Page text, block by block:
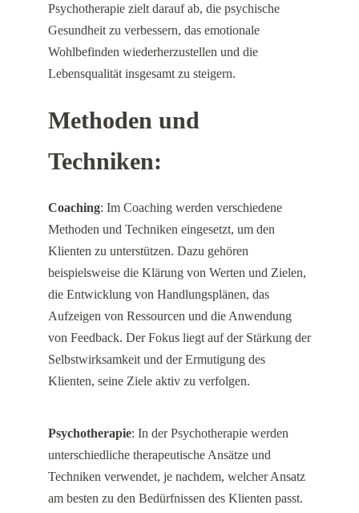
Psychotherapie zielt darauf ab, die psychische
Gesundheit zu verbessern, das emotionale
Wohlbefinden wiederherzustellen und die
Lebensqualität insgesamt zu steigern.
Methoden und
Techniken:
Coaching: Im Coaching werden verschiedene
Methoden und Techniken eingesetzt, um den
Klienten zu unterstützen. Dazu gehören
beispielsweise die Klärung von Werten und Zielen,
die Entwicklung von Handlungsplänen, das
Aufzeigen von Ressourcen und die Anwendung
von Feedback. Der Fokus liegt auf der Stärkung der
Selbstwirksamkeit und der Ermutigung des
Klienten, seine Ziele aktiv zu verfolgen.
Psychotherapie: In der Psychotherapie werden
unterschiedliche therapeutische Ansätze und
Techniken verwendet, je nachdem, welcher Ansatz
am besten zu den Bedürfnissen des Klienten passt.